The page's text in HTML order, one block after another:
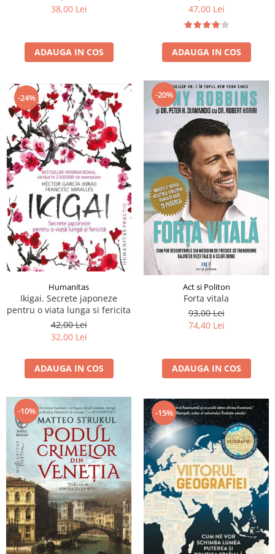
38,00 Lei
ADAUGA IN COS
47,00 Lei
ADAUGA IN COS
-24%
Humanitas
Ikigai. Secrete japoneze
pentru o viata lunga si fericita
42,00 Lei
32,00 Lei
ADAUGA IN COS
-20%
Act si Politon
Forta vitala
93,00 Lei
74,40 Lei
ADAUGA IN COS
-10% -15%